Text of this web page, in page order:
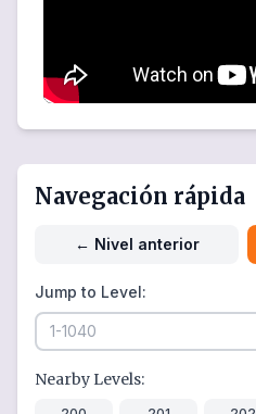
Navegación rápida
← Nivel anterior
Jump to Level:
Nearby Levels: